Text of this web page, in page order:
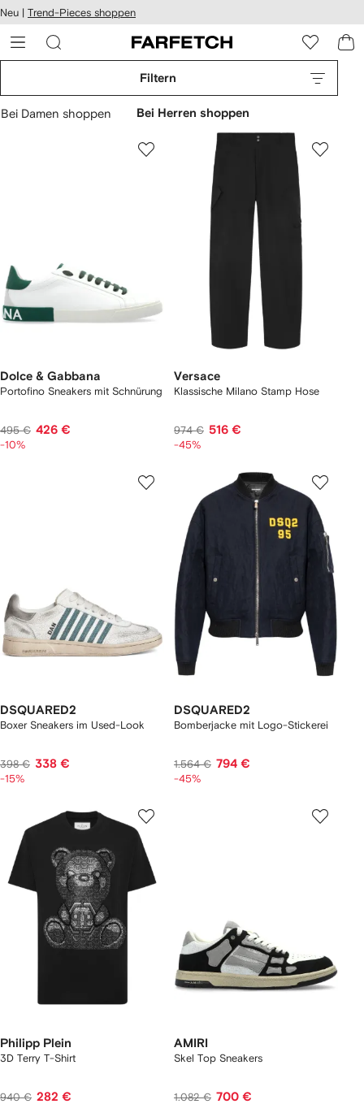
zum
Neu | Trend-Pieces shoppen
Filtern
Bei Damen shoppen Bei Herren shoppen
Dolce & Gabbana
Portofino Sneakers mit Schnürung
495 € 426 €
-10%
Versace
Klassische Milano Stamp Hose
974 € 516 €
-45%
DSQUARED2
Boxer Sneakers im Used-Look
398 € 338 €
-15%
DSQUARED2
Bomberjacke mit Logo-Stickerei
1.564 € 794 €
-45%
Philipp Plein
3D Terry T-Shirt
940 € 282 €
AMIRI
Skel Top Sneakers
1.082 € 700 €